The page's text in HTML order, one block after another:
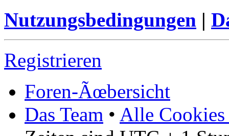
Nutzungsbedingungen |
Registrieren
Foren-Ãœbersicht
Das Team • Alle Cookies